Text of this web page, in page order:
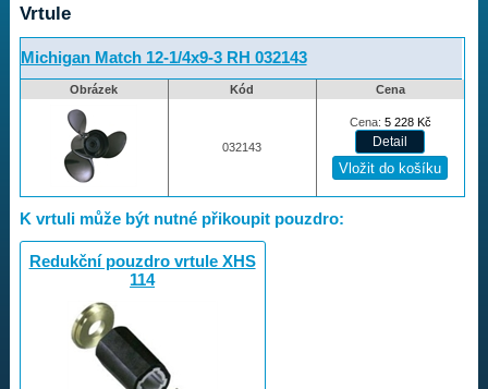
Výrobce:
Drážky na hřídeli:
Najít vrtuli
Apollo
Michigan Match
Vrtule
Michigan Match 12-1/4x9-3 RH 032143
Obrázek Kód Cena
032143
Cena: 5 228 Kč
K vrtuli může být nutné přikoupit pouzdro:
Redukční pouzdro vrtule XHS
114